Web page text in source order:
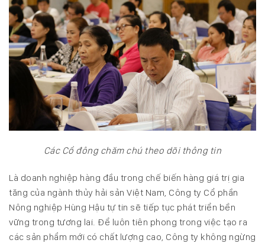
Các Cổ đông chăm chú theo dõi thông tin
Là doanh nghiệp hàng đầu trong chế biến hàng giá trị gia
tăng của ngành thủy hải sản Việt Nam, Công ty Cổ phần
Nông nghiệp Hùng Hậu tự tin sẽ tiếp tục phát triển bền
vững trong tương lai. Để luôn tiên phong trong việc tạo ra
các sản phẩm mới có chất lượng cao, Công ty không ngừng